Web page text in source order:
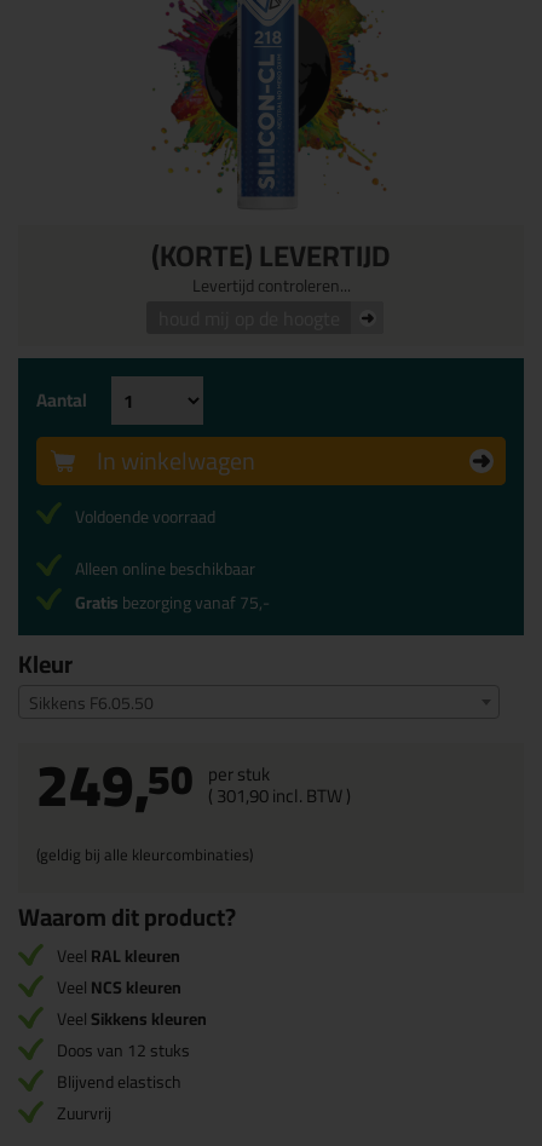
(KORTE) LEVERTIJD
Levertijd controleren...
Kleur
Sikkens F6.05.50
249,50 per stuk
(301,90incl. BTW )
(geldig bij alle kleurcombinaties)
Aantal
In winkelwagen
Voldoende voorraad
Alleen online beschikbaar
Gratisbezorging vanaf 75,-
Waarom dit product?
VeelRAL kleuren
VeelNCS kleuren
VeelSikkens kleuren
Doos van 12 stuks
Blijvend elastisch
Zuurvrij